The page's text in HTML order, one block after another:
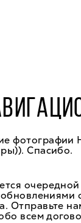
фотографии
Спасибо.
очередной
Отправьте
всем